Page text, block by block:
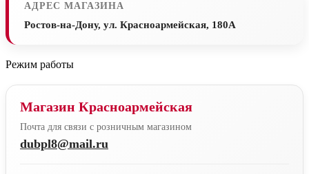
АДРЕС МАГАЗИНА
Ростов-на-Дону, ул. Красноармейская, 180А
Режим работы
Магазин Красноармейская
Почта для связи с розничным магазином
dubpl8@mail.ru